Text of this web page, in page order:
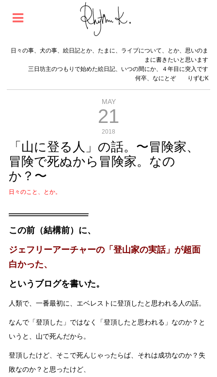
日々の事、犬の事、絵日記とか、たまに、ライブについて、とか、思いのま
まに書きたいと思います
三日坊主のつもりで始めた絵日記、いつの間にか、４年目に突入です
何卒、なにとぞ りずむK
MAY
21
2018
「山に登る人」の話。〜冒険家、
冒険で死ぬから冒険家。なの
か？〜
日々のこと、とか。
この前（結構前）に、
ジェフリーアーチャーの「登山家の実話」が超面
白かった、
というブログを書いた。
人類で、一番最初に、エベレストに登頂したと思われる人の話。
なんで「登頂した」ではなく「登頂したと思われる」なのか？と
いうと、山で死んだから。
登頂したけど、そこで死んじゃったらば、それは成功なのか？失
敗なのか？と思ったけど、